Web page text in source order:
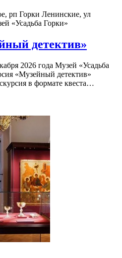
рп Горки Ленинские, ул
«Усадьба Горки»
детектив»
2026 года Музей «Усадьба
«Музейный детектив»
в формате квеста…